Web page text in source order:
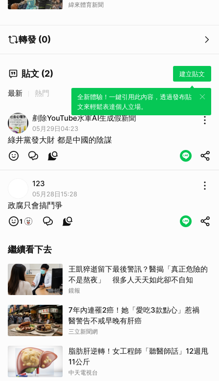
緯來體育新聞
轉發 (0)
貼文 (2) 建立貼文
全新體驗！一鍵引用此內容，透過發布貼
文來輕鬆表達個人立場。
最新 熱門
剷除YouTube水軍AI生成假新聞
05月29日04:23
綠井黨發大財 都是中國的陰謀
123
05月28日15:28
政腐只會搞鬥爭
1
繼續看下去
王凱猝逝留下最後警訊？醫揭「真正危險的
不是熬夜」 很多人天天如此卻不自知
鏡報
7年內連罹2癌！她「愛吃3款點心」惹禍
醫警告不戒早晚有肝癌
三立新聞網
脂肪肝逆轉！女工程師「聽醫師話」12週甩
11公斤
中天電視台